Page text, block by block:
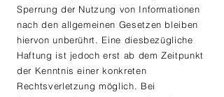
Sperrung der Nutzung von Informationen
nach den allgemeinen Gesetzen bleiben
hiervon unberührt. Eine diesbezügliche
Haftung ist jedoch erst ab dem Zeitpunkt
der Kenntnis einer konkreten
Rechtsverletzung möglich. Bei